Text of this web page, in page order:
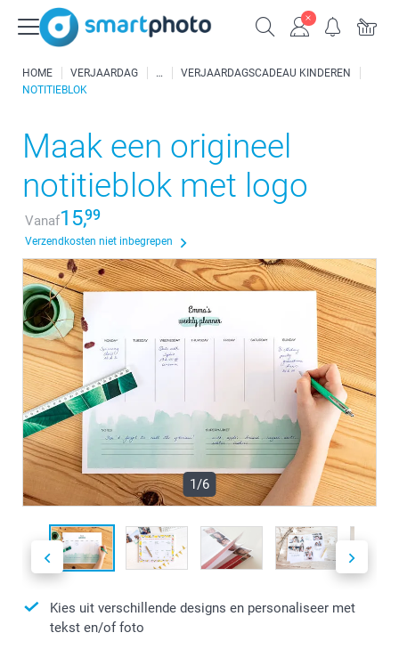
HOME VERJAARDAG
VERJAARDAGSCADEAU KINDEREN
NOTITIEBLOK
Maak een origineel
notitieblok met logo
Vanaf15,99
Verzendkosten niet inbegrepen
1/6
Kies uit verschillende designs en personaliseer met
tekst en/of foto